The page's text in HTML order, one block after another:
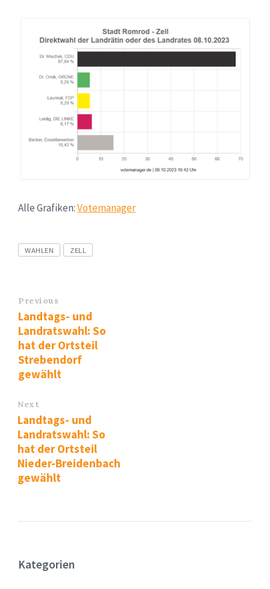
Alle Grafiken:Votemanager
Tags
WAHLEN ZELL
Previous
Landtags- und
Landratswahl: So
hat der Ortsteil
Strebendorf
gewählt
Next
Landtags- und
Landratswahl: So
hat der Ortsteil
Nieder-Breidenbach
gewählt
Kategorien